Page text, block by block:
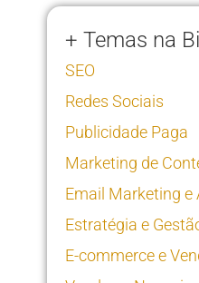
+ Temas na
SEO
Redes Sociais
Publicidade Paga
Marketing de
Email Marketing
Estratégia e
E-commerce e